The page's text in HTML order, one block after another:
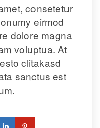
consetetur
eirmod
dolore magna
voluptua. At
clitakasd
sanctus est